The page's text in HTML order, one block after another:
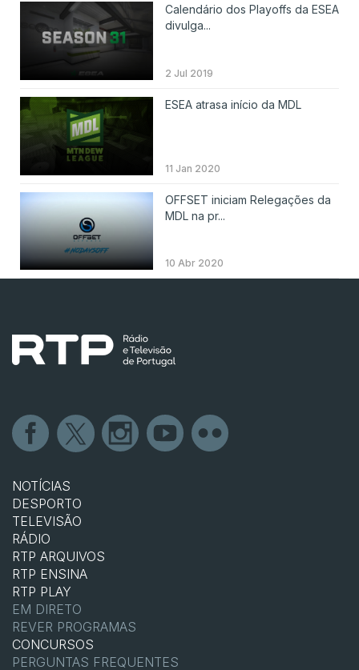
Calendário dos Playoffs da ESEA
divulga...
2 Jul 2019
ESEA atrasa início da MDL
11 Jan 2020
OFFSET iniciam Relegações da
MDL na pr...
10 Abr 2020
NOTÍCIAS
DESPORTO
TELEVISÃO
RÁDIO
RTP ARQUIVOS
RTP ENSINA
RTP PLAY
EM DIRETO
REVER PROGRAMAS
CONCURSOS
PERGUNTAS FREQUENTES